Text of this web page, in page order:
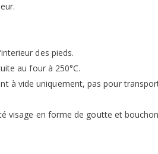
des pieds.
au four à 250°C.
à vide uniquement, pas pour
visage en forme de goutte et